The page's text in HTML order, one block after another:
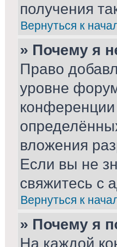
получения
Вернуться к
» Почему я
Право
уровне
вложения
Если вы не
свяжитесь с
Вернуться к
» Почему я
На каждой